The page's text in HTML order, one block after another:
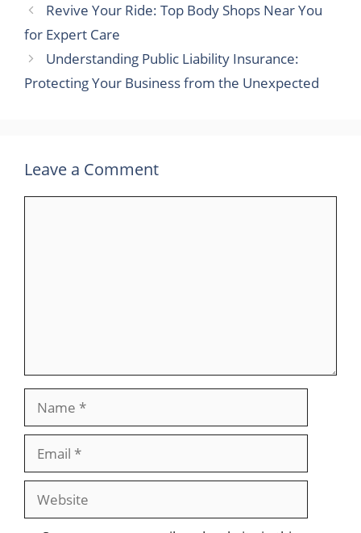
Revive Your Ride: Top Body Shops Near You
for Expert Care
Understanding Public Liability Insurance:
Protecting Your Business from the Unexpected
Leave a Comment
Website